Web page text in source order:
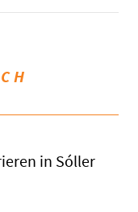
in Sóller